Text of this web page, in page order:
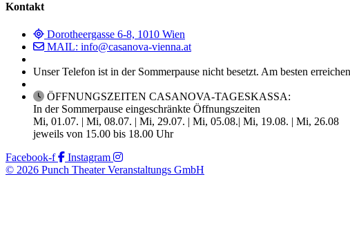
Kontakt
Dorotheergasse 6-8, 1010 Wien
MAIL: info@casanova-vienna.at
Unser Telefon ist in der Sommerpause nicht besetzt. Am besten
ÖFFNUNGSZEITEN CASANOVA-TAGESKASSA:
In der Sommerpause eingeschränkte Öffnungszeiten
Mi, 01.07. | Mi, 08.07. | Mi, 29.07. | Mi, 05.08.| Mi, 19.08. | Mi, 26.08
jeweils von 15.00 bis 18.00 Uhr
Facebook-f
Instagram
© 2026 Punch Theater Veranstaltungs GmbH